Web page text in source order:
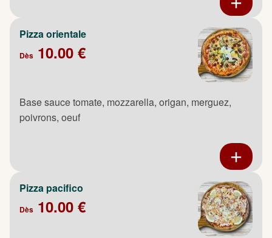
Pizza orientale
Dès 10.00 €
Base sauce tomate, mozzarella, origan, merguez,
poivrons, oeuf
Pizza pacifico
Dès 10.00 €